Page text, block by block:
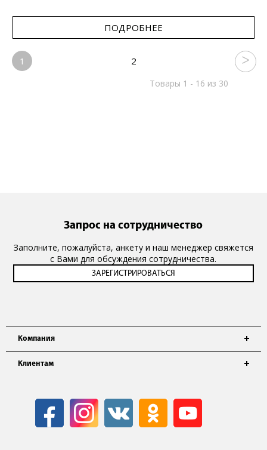
ПОДРОБНЕЕ
1 2
Товары 1 - 16 из 30
Компания
Клиентам
Запрос на сотрудничество
Заполните, пожалуйста, анкету и наш менеджер свяжется
с Вами для обсуждения сотрудничества.